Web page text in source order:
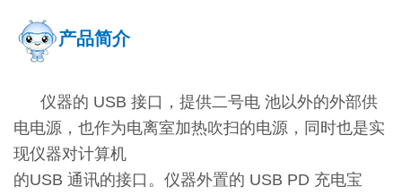
产品简介
仪器的 USB 接口，提供二号电 池以外的外部供
电电源，也作为电离室加热吹扫的电源，同时也是实
现仪器对计算机
的USB 通讯的接口。仪器外置的 USB PD 充电宝